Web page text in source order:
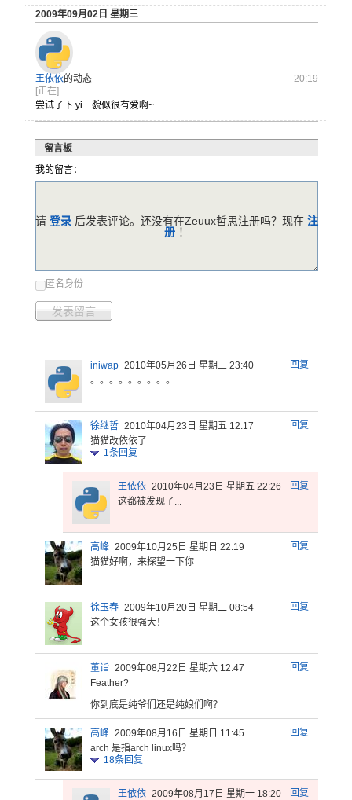
2009年09月02日 星期三
王依依的动态
20:19
[正在]
尝试了下 yi....貌似很有爱啊~
留言板
我的留言：
匿名身份
发表留言
请 登录 后发表评论。还没有在Zeuux哲思注册吗？现在 注
册 ！
回复
iniwap 2010年05月26日 星期三 23:40
。。。。。。。。。
回复
徐继哲 2010年04月23日 星期五 12:17
猫猫改依依了
1条回复
回复
王依依 2010年04月23日 星期五 22:26
这都被发现了...
回复
高峰 2009年10月25日 星期日 22:19
猫猫好啊，来探望一下你
回复
徐玉春 2009年10月20日 星期二 08:54
这个女孩很强大！
回复
董诣 2009年08月22日 星期六 12:47
Feather?
你到底是纯爷们还是纯娘们啊？
回复
高峰 2009年08月16日 星期日 11:45
arch 是指arch linux吗？
18条回复
回复
王依依 2009年08月17日 星期一 18:20